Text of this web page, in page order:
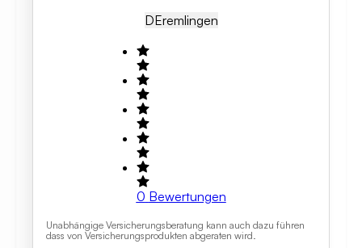
DERemlingen
0 Bewertungen
Unabhängige Versicherungsberatung kann auch dazu führen
dass von Versicherungsprodukten abgeraten wird.